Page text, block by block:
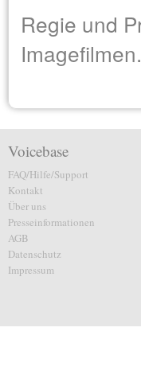
Regie und
Voicebase
FAQ/Hilfe/Support
Kontakt
Über uns
Presseinformationen
AGB
Datenschutz
Impressum